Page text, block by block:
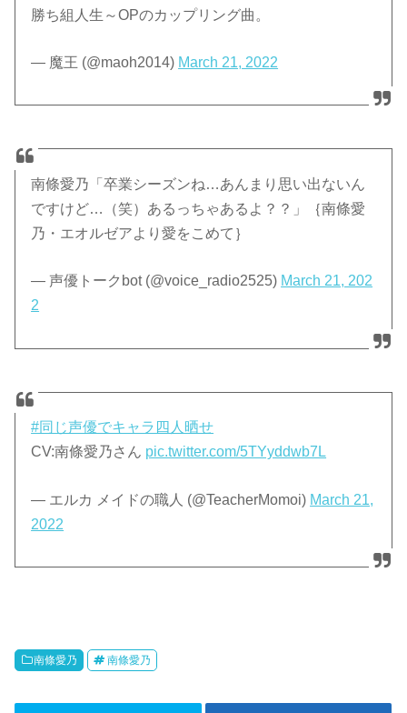
勝ち組人生～OPのカップリング曲。
— 魔王 (@maoh2014) March 21, 2022
南條愛乃「卒業シーズンね…あんまり思い出ないん
ですけど…（笑）あるっちゃあるよ？？」｛南條愛
乃・エオルゼアより愛をこめて｝
— 声優トークbot (@voice_radio2525) March 21, 202
2
#同じ声優でキャラ四人晒せ
CV:南條愛乃さん pic.twitter.com/5TYyddwb7L
— エルカ メイドの職人 (@TeacherMomoi) March 21,
2022
南條愛乃 南條愛乃